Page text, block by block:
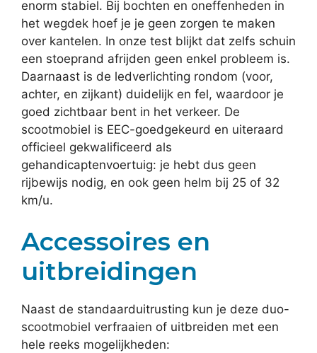
enorm stabiel. Bij bochten en oneffenheden in
het wegdek hoef je je geen zorgen te maken
over kantelen. In onze test blijkt dat zelfs schuin
een stoeprand afrijden geen enkel probleem is.
Daarnaast is de ledverlichting rondom (voor,
achter, en zijkant) duidelijk en fel, waardoor je
goed zichtbaar bent in het verkeer. De
scootmobiel is EEC-goedgekeurd en uiteraard
officieel gekwalificeerd als
gehandicaptenvoertuig: je hebt dus geen
rijbewijs nodig, en ook geen helm bij 25 of 32
km/u.
Accessoires en
uitbreidingen
Naast de standaarduitrusting kun je deze duo-
scootmobiel verfraaien of uitbreiden met een
hele reeks mogelijkheden: